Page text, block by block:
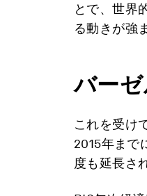
とで、世界
る動きが強
バー
これを受け
2015年まで
度も延長さ